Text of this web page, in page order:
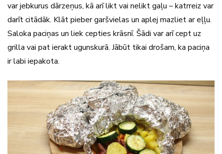
var jebkurus dārzeņus, kā arī likt vai nelikt gaļu – katrreiz var
darīt citādāk. Klāt pieber garšvielas un aplej mazliet ar eļļu.
Saloka paciņas un liek cepties krāsnī. Šādi var arī cept uz
grilla vai pat ierakt ugunskurā. Jābūt tikai drošam, ka paciņa
ir labi iepakota.